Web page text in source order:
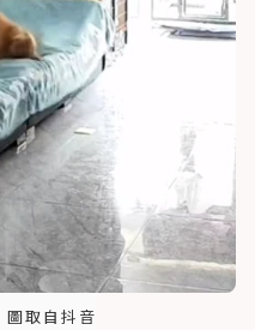
圖取自抖音